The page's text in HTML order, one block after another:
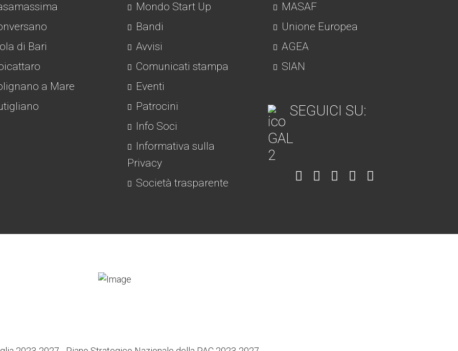
di Bari
a Mare
Mondo Start Up
Bandi
Avvisi
Comunicati stampa
Eventi
Patrocini
Info Soci
Informativa sulla
Privacy
Società trasparente
MASAF
Unione Europea
AGEA
SIAN
SEGUICI SU:
Item Item Item Item